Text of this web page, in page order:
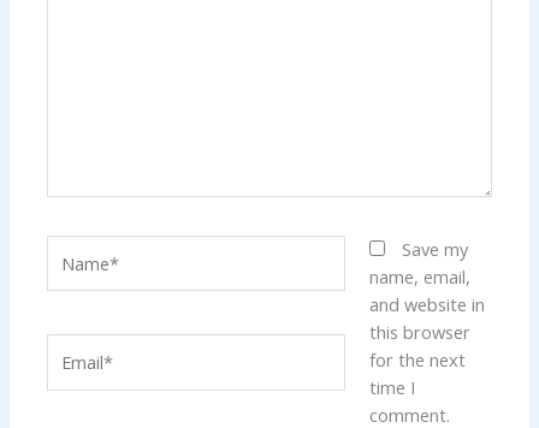
Save my
name, email,
and website in
this browser
for the next
time I
comment.